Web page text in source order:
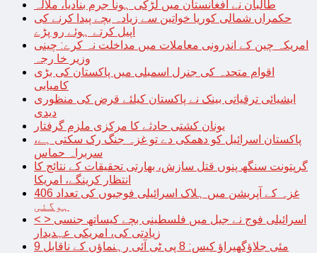
طالبان نے افغانستان میں لڑکی ہونا جرم بنادیا، ملالہ
حکمراں شمالی کوریا خواتین سے زیادہ بچے پیدا کرنے کی
اپیل کرتے ہوئے رو پڑے
امریکہ چین کے اندرونی معاملات میں مداخلت نہ کرے: چینی
وزیر خا رجہ
اقوام متحدہ کی جنرل اسمبلی میں پاکستان کی بڑی
کامیابی
ایشیائی ترقیاتی بینک نے پاکستان کیلئے قرض کی منظوری
دیدی
یونان کشتی حادثے کا مرکزی ملزم گرفتار
پاکستان اسرائیل کو دھمکی دے تو غزہ جنگ رک سکتی ہے،
سربراہ حماس
گرپتونت سنگھ پنوں قتل سازش، بھارتی تحقیقات کے نتائج کا
انتظار کرینگے، امریکا
غزہ کے آپریشن میں ہلاک اسرائیلی فوجیوں کی تعداد 406
ہوگئی
< > اسرائیلی فوج نے جیل میں فلسطینی بچے کیساتھ جنسی
زیادتی کی، امریکی عہدیدار
9 مئی جلاؤگھیراؤ کیس: 8 پی ٹی آئی رہنماؤں کے ناقابل